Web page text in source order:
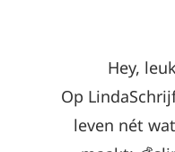
Hey,
Op
leven nét